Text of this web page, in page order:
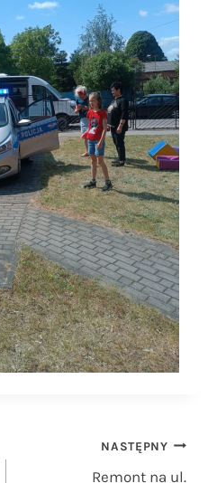
NASTĘPNY
Remont na ul.